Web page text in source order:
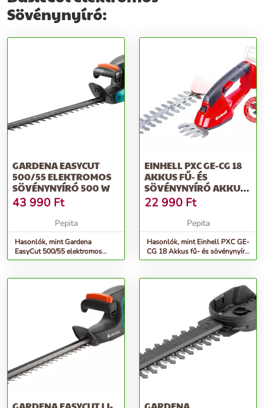
Sövénynyíró:
GARDENA EASYCUT
500/55 ELEKTROMOS
SÖVÉNYNYÍRÓ 500 W
43 990 Ft
Pepita
Hasonlók, mint Gardena
EasyCut 500/55 elektromos
Sövénynyíró 500 W
EINHELL PXC GE-CG 18
AKKUS FŰ- ÉS
SÖVÉNYNYÍRÓ AKKU
ÉS TÖLTŐ NÉLKÜL
22 990 Ft
Pepita
Hasonlók, mint Einhell PXC GE-
CG 18 Akkus fű- és sövénynyíró
akku és töltő nélkül